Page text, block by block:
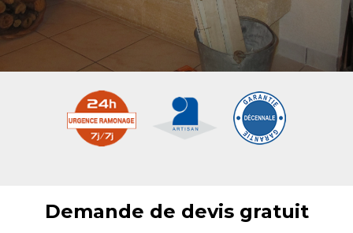
Demande de devis gratuit